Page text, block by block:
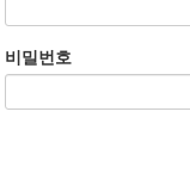
비밀번호